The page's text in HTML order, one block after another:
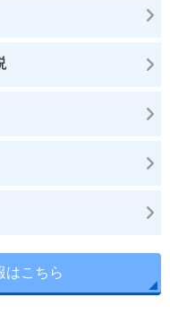
はこちら